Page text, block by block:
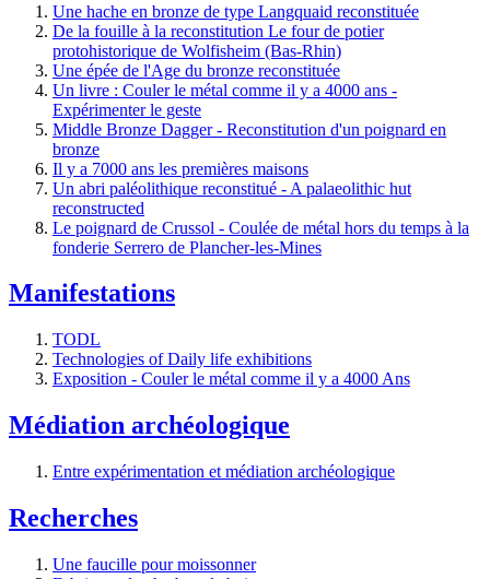
Une hache en bronze de type Langquaid reconstituée
De la fouille à la reconstitution Le four de potier
protohistorique de Wolfisheim (Bas-Rhin)
Une épée de l'Age du bronze reconstituée
Un livre : Couler le métal comme il y a 4000 ans -
Expérimenter le geste
Middle Bronze Dagger - Reconstitution d'un poignard en
bronze
Il y a 7000 ans les premières maisons
Un abri paléolithique reconstitué - A palaeolithic hut
reconstructed
Le poignard de Crussol - Coulée de métal hors du temps à la
fonderie Serrero de Plancher-les-Mines
Manifestations
TODL
Technologies of Daily life exhibitions
Exposition - Couler le métal comme il y a 4000 Ans
Médiation archéologique
Entre expérimentation et médiation archéologique
Recherches
Une faucille pour moissonner